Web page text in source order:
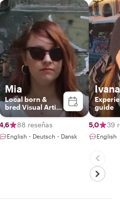
Mia
Local born &
bred Visual Artist
with passion for
history88 reseñas
English・Deutsch・Dansk
Ivana
guide
5,0 39
English